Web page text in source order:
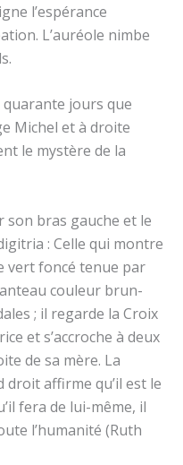
l’espérance
L’auréole nimbe
quarante jours que
Michel et à droite
le mystère de la
son bras gauche et le
: Celle qui montre
vert foncé tenue par
couleur brun-
; il regarde la Croix
et s’accroche à deux
de sa mère. La
droit affirme qu’il est le
fera de lui-même, il
l’humanité (Ruth